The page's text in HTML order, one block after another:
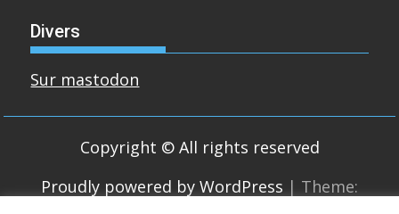
Divers
Sur mastodon
Copyright © All rights reserved
Proudly powered by WordPress | Theme: